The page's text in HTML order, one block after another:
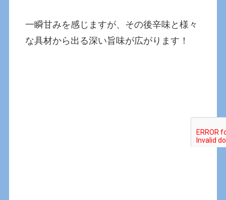
一瞬甘みを感じますが、その後辛味と様々
な具材から出る深い旨味が広がります！